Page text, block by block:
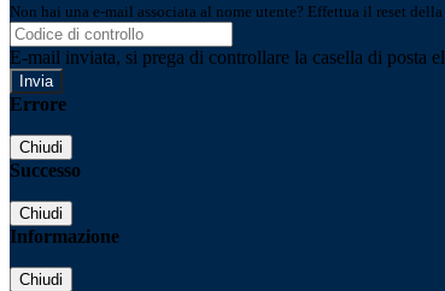
Non hai una e-mail associata al nome utente? Effettua il reset
E-mail inviata, si prega di controllare la casella di posta
Errore
Chiudi
Successo
Chiudi
Informazione
Chiudi